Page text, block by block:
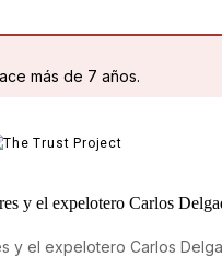
más de 7 años.
y el expelotero Carlos